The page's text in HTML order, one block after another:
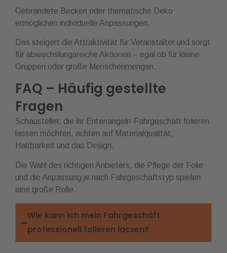
Gebrandete Becken oder thematische Deko
ermöglichen individuelle Anpassungen.
Das steigert die Attraktivität für Veranstalter und sorgt
für abwechslungsreiche Aktionen – egal ob für kleine
Gruppen oder große Menschenmengen.
FAQ – Häufig gestellte
Fragen
Schausteller, die ihr Entenangeln-Fahrgeschäft folieren
lassen möchten, achten auf Materialqualität,
Haltbarkeit und das Design.
Die Wahl des richtigen Anbieters, die Pflege der Folie
und die Anpassung je nach Fahrgeschäftstyp spielen
eine große Rolle.
Wie kann ich mein Fahrgeschäft
professionell folieren lassen?